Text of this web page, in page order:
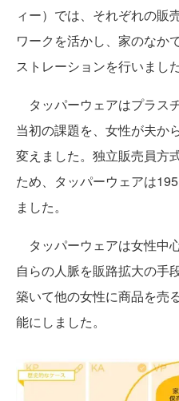
ィー）では、それぞれの販
ワークを活かし、家のなか
ストレーションを行いました
タッパーウェアはプラス
当初の課題を、女性が夫か
変えました。独立販売員方
ため、タッパーウェアは
ました。
タッパーウェアは女性中
自らの人脈を販路拡大の手
築いて他の女性に商品を売
能にしました。